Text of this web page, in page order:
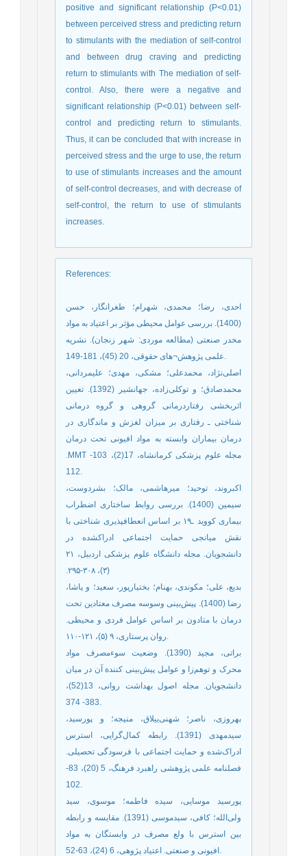
positive and significant relationship (P<0.01)
between perceived stress and predicting return
to stimulants with the mediation of self-control
and between drug craving and predicting
return to stimulants with The mediation of self-
control. Also, there were a negative and
significant relationship (P<0.01) between self-
control and predicting return to stimulants.
Thus, it can be concluded that with increase in
perceived stress and the urge to use, the return
to use of stimulants increases and the amount
of self-control decreases, and with decrease of
self-control, the return to use of stimulants
increases.
References:
احدی، رضا؛ محمدی، شهرام؛ طغرانگار، حسن
(1400). بررسی عوامل محیطی مؤثر بر اعتیاد به مواد
مخدر صنعتی (مطالعه موردی: شهر زنجان). نشریه
علمی پژوهش¬های حقوقی، 20 (45)، 181-149.
اصلی‌نژاد، محمدعلی؛ مشکی، مهدی؛ علیمردانی،
محمدصادق؛ و توکلی‌زاده، جهانشیر (1392). تعیین
اثربخشی رفتاردرمانی گروهی و گروه درمانی
شناختی ـ رفتاری بر میزان لغزش و ماندگاری در
درمان بیماران وابسته به مواد افیونی تحت درمان
.MMT مجله علوم پزشکی کرمانشاه، 17(2)، 103-
112.
اکبروند، توحید؛ میرهاشمی، مالک؛ بشردوست،
سیمین (1400). بررسی روابط ساختاری اضطراب
بیماری کووید ـ۱۹ بر اساس انعطاف‫پذیری شناختی با
نقش میانجی حمایت اجتماعی ادراک‫شده در
دانشجویان. مجله دانشگاه علوم پزشکی اردبیل، ۲۱
بدیع، علی؛ مکوندی، بهنام؛ بختیارپور، سعید؛ و پاشا،
رضا (1400). پیش‌بینی وسوسه مصرف معتادین تحت
درمان با متادون بر اساس عوامل فردی و محیطی.
روان پرستاری، ۹ (۵)، ۱۲۱-۱۱۰.
براتی، مجید (1390). وضعیت سوءمصرف مواد
محرک و توهم‌زا و عوامل پیش‌بینی کنندة آن در میان
دانشجویان. مجله اصول بهداشت روانی، 13(52)،
383- 374.
بهروزی، ناصر؛ شهنی‌ییلاق، منیجه؛ و پورسید،
سیدمهدی (1391). رابطه کمال‌گرایی‌، استرس
ادراک‌شده و حمایت اجتماعی با فرسودگی تحصیلی.
فصلنامه علمی پژوهشی راهبرد فرهنگ، 5 (20)، 83-
102.
پورسید موسایی، سیده فاطمه؛ موسوی، سید
ولی‌الله؛ کافی، سیدموسی (1391). مقایسه و رابطه
بین استرس با ولع مصرف در وابستگان به مواد
افیونی و صنعتی. اعتیاد پژوهی، 6 (24)، 63-52.